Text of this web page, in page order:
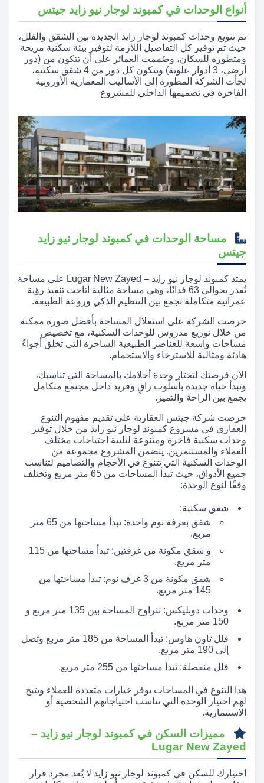
أنواع الوحدات في كمبوند لوجار نيو زايد جيتس
تم تنويع وحدات كمبوند لوجار زايد الجديدة بين الشقق والفلل،
حيث تم توفير كل التفاصيل اللازمة لتوفير بيئة سكنية مريحة
ومتطورة للسكان، وصُممت العمائر على أن تتكون من (دور
أرضي، 3 أدوار علوية) ويتكون كل دور من 4 شقق سكنية،
لجأت الشركة المطورة إلى الأساليب المعمارية الأوروبية
الفاخرة في تصميمها الداخلي للمشروع
مساحة الوحدات في كمبوند لوجار نيو زايد
جيتس
يمتد كمبوند لوجار نيو زايد – Lugar New Zayed على مساحة
تُقدر بحوالي 63 فدانًا، وهي مساحة مثالية أتاحت تنفيذ رؤية
عمرانية متكاملة تجمع بين التنظيم الذكي وروعة الطبيعة.
حرصت الشركة على استغلال المساحة بأفضل صورة ممكنة
من خلال توزيع مدروس للوحدات السكنية، مع تخصيص
مساحات واسعة للعناصر الطبيعية الساحرة التي تخلق أجواءً
هادئة ومثالية للاسترخاء والاستجمام.
الآن فرصتك لتختار وحدة أحلامك بالمساحة التي تناسبك،
وتبدأ حياة جديدة بأسلوب راقٍ وفريد داخل مجتمع متكامل
يجمع بين الراحة والتميز.
حرصت شركة جيتس العقارية على تقديم مفهوم التنوع
العقاري في مشروع كمبوند لوجار نيو زايد من خلال توفير
وحدات سكنية فاخرة ومتنوعة لتلبية احتياجات مختلف
العملاء والمستثمرين. يتضمن المشروع مجموعة من
الوحدات السكنية التي تتنوع في الأحجام والتصاميم لتناسب
جميع الأذواق، حيث تبدأ المساحات من 65 متر مربع وتختلف
وفقًا لنوع الوحدة:
شقق سكنية:
شقق بغرفة نوم واحدة: تبدأ مساحتها من 65 متر
مربع.
و شقق مكونة من غرفتين: تبدأ مساحتها من 115
متر مربع.
شقق مكونة من 3 غرف نوم: تبدأ مساحتها من
145 متر مربع.
وحدات دوبليكس: تتراوح المساحة بين 135 متر مربع و
150 متر مربع.
فلل تاون هاوس: تبدأ المساحة من 185 متر مربع وتصل
إلى 190 متر مربع.
فلل منفصلة: تبدأ مساحتها من 255 متر مربع.
هذا التنوع في المساحات يوفر خيارات متعددة للعملاء ويتيح
لهم اختيار الوحدة التي تناسب احتياجاتهم الشخصية أو
الاستثمارية.
مميزات السكن في كمبوند لوجار نيو زايد –
Lugar New Zayed
اختيارك للسكن في كمبوند لوجار نيو زايد لا يُعد مجرد قرار